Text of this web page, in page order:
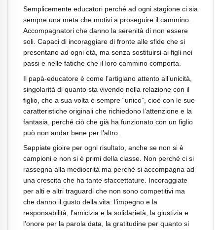
Semplicemente educatori perché ad ogni stagione ci sia
sempre una meta che motivi a proseguire il cammino.
Accompagnatori che danno la serenità di non essere
soli. Capaci di incoraggiare di fronte alle sfide che si
presentano ad ogni età, ma senza sostituirsi ai figli nei
passi e nelle fatiche che il loro cammino comporta.
Il papà-educatore è come l’artigiano attento all’unicità,
singolarità di quanto sta vivendo nella relazione con il
figlio, che a sua volta è sempre “unico”, cioè con le sue
caratteristiche originali che richiedono l’attenzione e la
fantasia, perché ciò che già ha funzionato con un figlio
può non andar bene per l’altro.
Sappiate gioire per ogni risultato, anche se non si è
campioni e non si è primi della classe. Non perché ci si
rassegna alla mediocrità ma perché si accompagna ad
una crescita che ha tante sfaccettature. Incoraggiate
per alti e altri traguardi che non sono competitivi ma
che danno il gusto della vita: l’impegno e la
responsabilità, l’amicizia e la solidarietà, la giustizia e
l’onore per la parola data, la gratitudine per quanto si